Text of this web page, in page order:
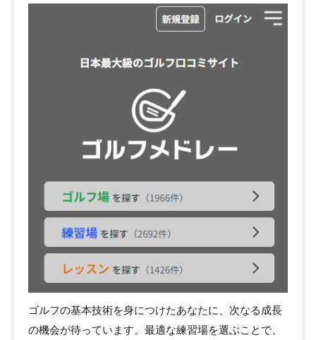
ゴルフの基本技術を身につけたあなたに、次なる成長
の機会が待っています。最適な練習場を選ぶことで、